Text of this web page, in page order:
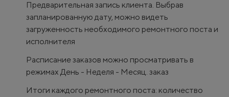
Предварительная запись клиента. Выбрав
запланированную дату, можно видеть
загруженность необходимого ремонтного поста и
исполнителя
Расписание заказов можно просматривать в
режимах День - Неделя - Месяц. заказ
Итоги каждого ремонтного поста: количество